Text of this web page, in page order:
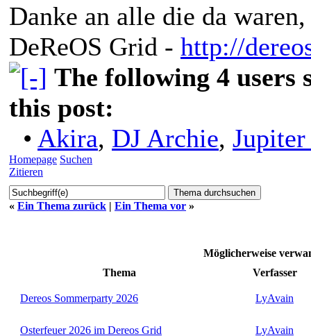
Danke an alle die da
DeReOS Grid - http://
The following 4 users
this post:
• Akira, DJ Archie,
Homepage Suchen
Zitieren
« Ein Thema zurück | Ein Thema vor »
Möglicherweise
Thema
Verfasser
Dereos Sommerparty 2026 LyAvain
Osterfeuer 2026 im Dereos Grid LyAvain